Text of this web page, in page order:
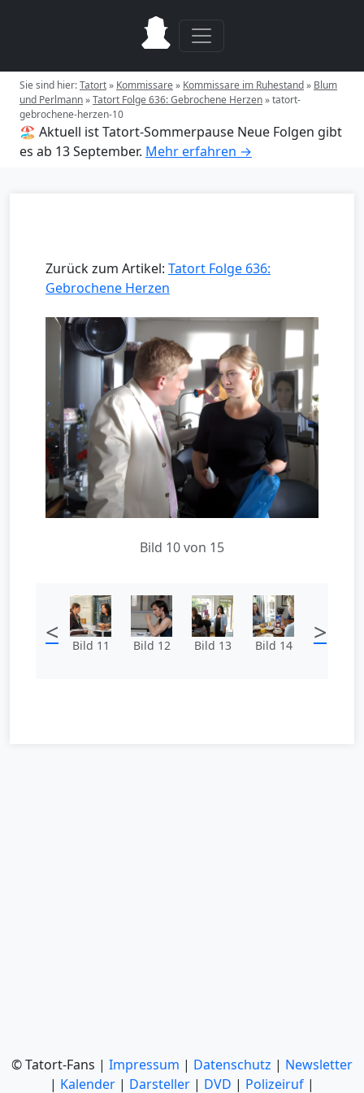
Sie sind hier:Tatort» Kommissare» Kommissare im Ruhestand» Blum
und Perlmann»Tatort Folge 636: Gebrochene Herzen»tatort-
gebrochene-herzen-10
🏖️ Aktuell ist Tatort-Sommerpause Neue Folgen gibt
es ab 13 September. Mehr erfahren →
Zurück zum Artikel: Tatort Folge 636:
Gebrochene Herzen
Bild 10 von 15
< Bild 11 Bild 12 Bild 13 Bild 14 >
© Tatort-Fans | Impressum | Datenschutz | Newsletter
| Kalender | Darsteller | DVD | Polizeiruf |